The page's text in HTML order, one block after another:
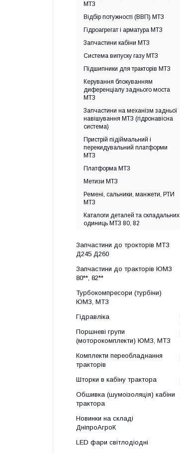
МТЗ
Відбір потужності (ВВП) МТЗ
Гідроагрегат і арматура МТЗ
Запчастини кабіни МТЗ
Система випуску газу МТЗ
Підшипники для тракторів МТЗ
Керування блокуванням
диференціалу заднього моста
МТЗ
Запчастини на механізм задньої
навішування МТЗ (гідронавісна
система)
Пристрій підіймальний і
перекидувальний платформи
МТЗ
Платформа МТЗ
Метизи МТЗ
Ремені, сальники, манжети, РТИ
МТЗ
Каталоги деталей та складальних
одиниць МТЗ 80, 82
Запчастини до трокторів МТЗ
Д245 Д260
Запчастини до тракторів ЮМЗ
80**, 82**
Турбокомпресори (турбіни)
ЮМЗ, МТЗ
Гідравліка
Поршневі групи
(моторокомплекти) ЮМЗ, МТЗ
Комплекти переобладнання
тракторів
Шторки в кабіну трактора
Обшивка (шумоізоляція) кабіни
трактора
Новинки на складі
ДніпроАгроК
LED фари світлодіодні